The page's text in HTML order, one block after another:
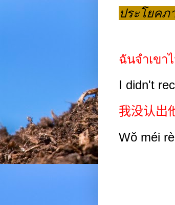
ประโยค
ฉันจำเขา
I didn't
我没认出
Wǒ méi